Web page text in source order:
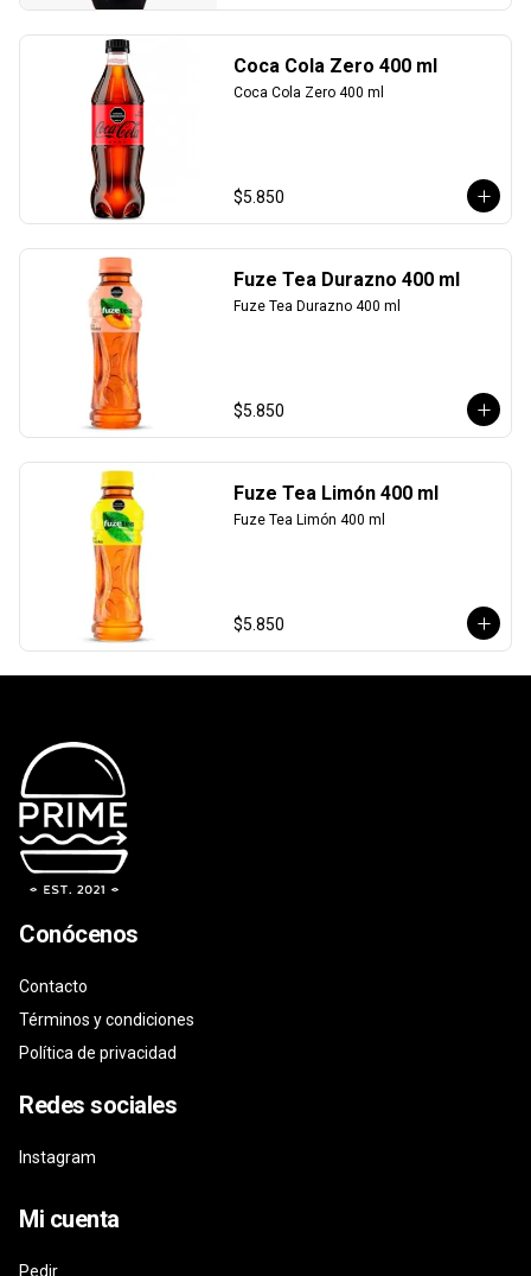
Coca Cola Zero 400 ml
Coca Cola Zero 400 ml
$5.850
Fuze Tea Durazno 400 ml
Fuze Tea Durazno 400 ml
$5.850
Fuze Tea Limón 400 ml
Fuze Tea Limón 400 ml
$5.850
Conócenos
Contacto
Términos y condiciones
Política de privacidad
Redes sociales
Instagram
Mi cuenta
Pedir